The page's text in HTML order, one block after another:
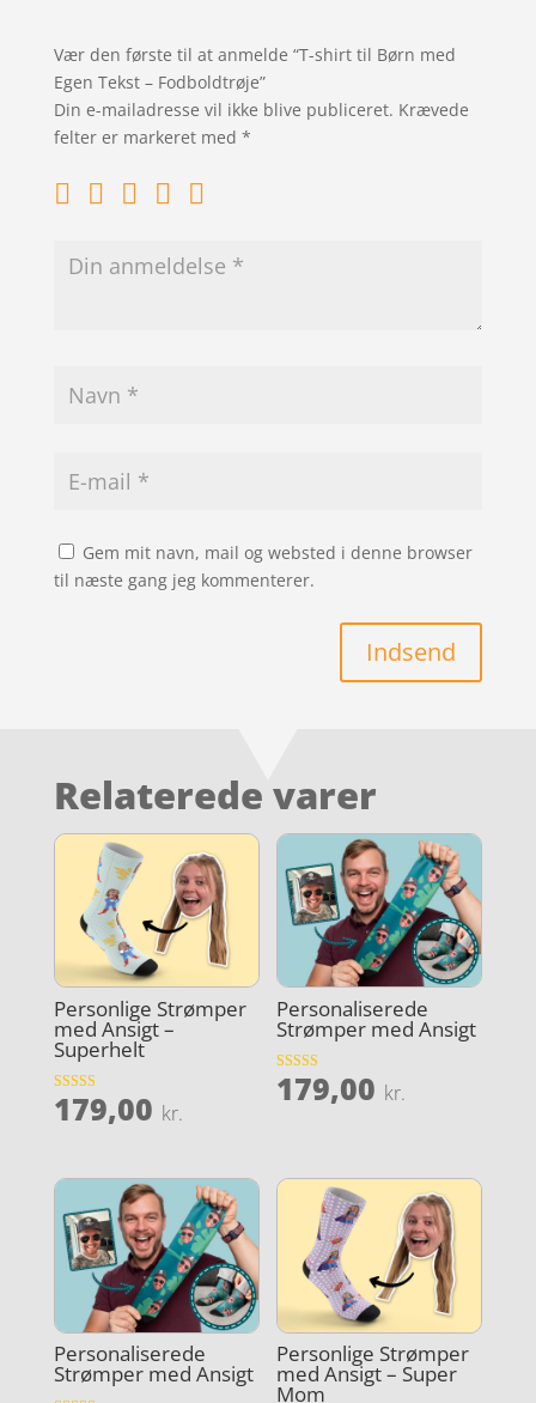
Vær den første til at anmelde “T-shirt til Børn med
Egen Tekst – Fodboldtrøje”
Din e-mailadresse vil ikke blive publiceret. Krævede
felter er markeret med *
Gem mit navn, mail og websted i denne browser
til næste gang jeg kommenterer.
Indsend
Relaterede varer
Personlige Strømper
med Ansigt –
Superhelt
Vurderet
4.1
179,00 kr.
Personaliserede
Strømper med Ansigt
Vurderet
4
179,00 kr.
Personaliserede
Strømper med Ansigt
Personlige Strømper
med Ansigt – Super
Mom